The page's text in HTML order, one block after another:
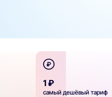
1 ₽
самый дешёвый тариф